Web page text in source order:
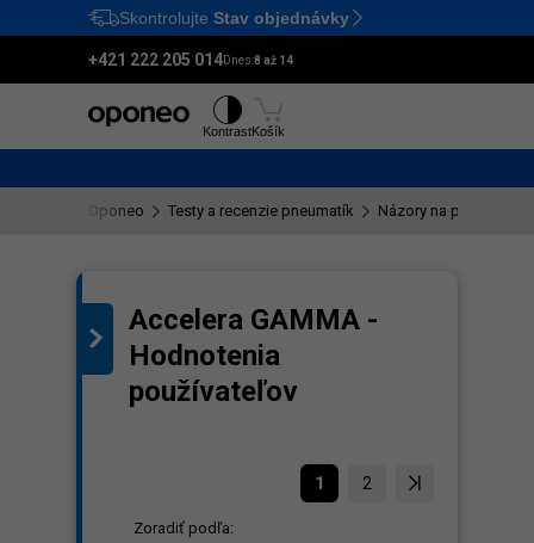
Ctrl M
Skontrolujte Stav objednávky
+421 222 205 014Dnes:8 až 14
KontrastKošík
Oponeo Testy a recenzie pneumatík Názory na
Accelera GAMMA -
Hodnotenia
používateľov
1 2
Zoradiť podľa: